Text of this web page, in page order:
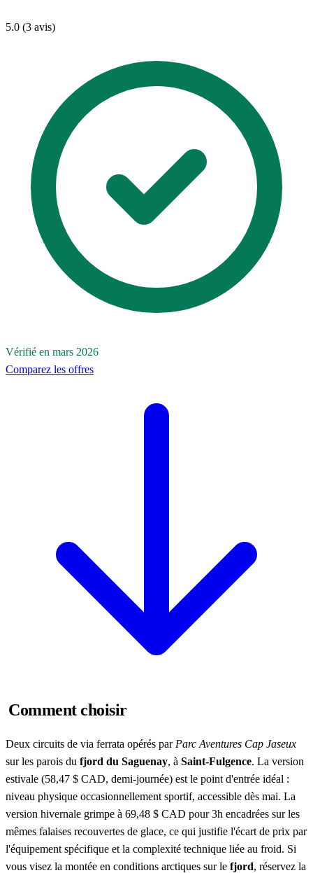
5.0 (3 avis)
Vérifié en mars 2026
Comparez les offres
Comment choisir
Deux circuits de via ferrata opérés par Parc Aventures Cap Jaseux
sur les parois du fjord du Saguenay, à Saint-Fulgence. La version
estivale (58,47 $ CAD, demi-journée) est le point d'entrée idéal :
niveau physique occasionnellement sportif, accessible dès mai. La
version hivernale grimpe à 69,48 $ CAD pour 3h encadrées sur les
mêmes falaises recouvertes de glace, ce qui justifie l'écart de prix par
l'équipement spécifique et la complexité technique liée au froid. Si
vous visez la montée en conditions arctiques sur le fjord, réservez la